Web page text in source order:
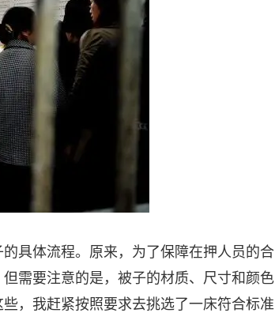
具体流程。原来，为了保障在押人员的合
需要注意的是，被子的材质、尺寸和颜色
，我赶紧按照要求去挑选了一床符合标准